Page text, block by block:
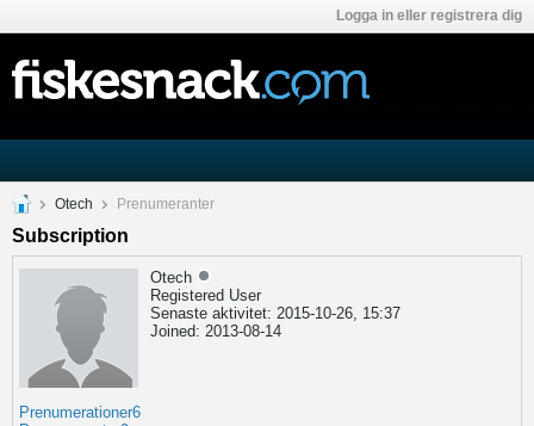
Logga in eller registrera dig
Otech Prenumeranter
Subscription
Otech
Registered User
Senaste aktivitet: 2015-10-26, 15:37
Joined: 2013-08-14
Prenumerationer6